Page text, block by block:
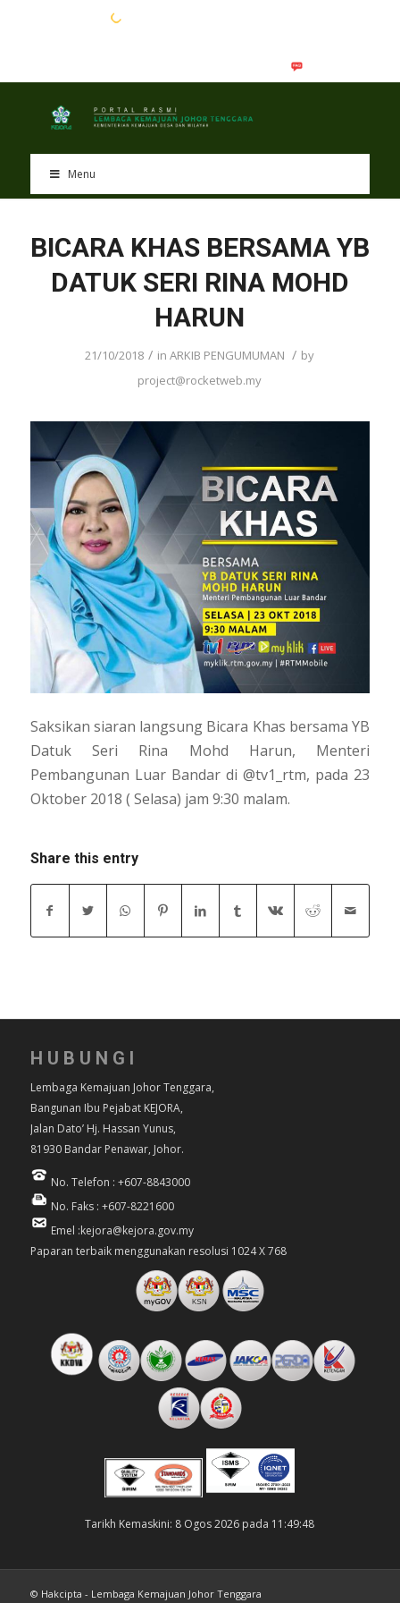
Menu
BICARA KHAS BERSAMA YB
DATUK SERI RINA MOHD
HARUN
21/10/2018 / inARKIB PENGUMUMAN / by
project@rocketweb.my
Saksikan siaran langsung Bicara Khas bersama YB
Datuk Seri Rina Mohd Harun, Menteri
Pembangunan Luar Bandar di @tv1_rtm, pada 23
Oktober 2018 ( Selasa) jam 9:30 malam.
Share this entry
HUBUNGI
Lembaga Kemajuan Johor Tenggara,
Bangunan Ibu Pejabat KEJORA,
Jalan Dato’ Hj. Hassan Yunus,
81930 Bandar Penawar, Johor.
No. Telefon : +607-8843000
No. Faks : +607-8221600
Emel :kejora@kejora.gov.my
Paparan terbaik menggunakan resolusi 1024 X 768
Tarikh Kemaskini: 8 Ogos 2026 pada 11:49:48
© Hakcipta - Lembaga Kemajuan Johor Tenggara